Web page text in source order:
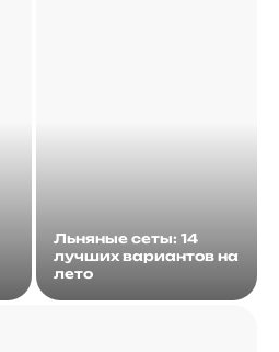
Льняные сеты: 14
лучших вариантов на
лето